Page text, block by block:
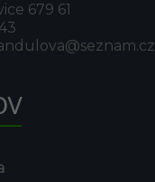
679 61